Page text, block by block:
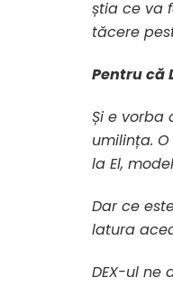
știa ce va
tăcere
Pentru că
Și e vorba
umilința.
la El,
Dar ce
latura
DEX-ul ne